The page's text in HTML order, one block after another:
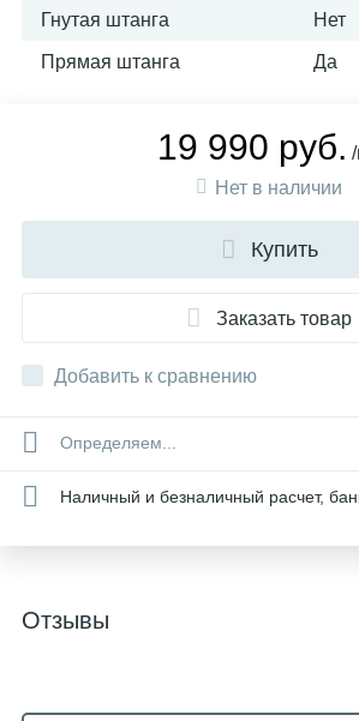
Гнутая штанга Нет
Прямая штанга Да
19 990 руб.
Нет в наличии
Купить
Заказать товар
Добавить к сравнению
Определяем...
Наличный и безналичный расчет,
Отзывы